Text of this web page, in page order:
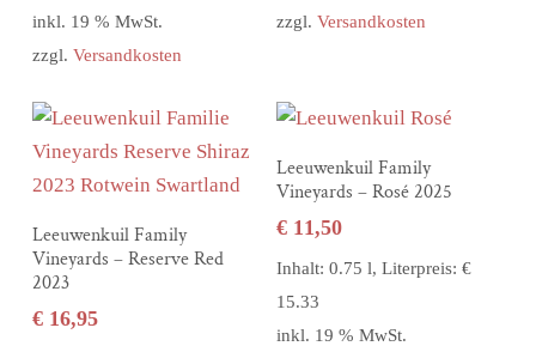
inkl. 19 % MwSt.
zzgl. Versandkosten
zzgl.Versandkosten
In den Warenkorb
Leeuwenkuil Family
Vineyards – Reserve Red
2023
€16,95
In den Warenkorb
Leeuwenkuil Family
Vineyards – Rosé 2025
€ 11,50
Inhalt: 0.75 l, Literpreis: €
15.33
inkl. 19 % MwSt.